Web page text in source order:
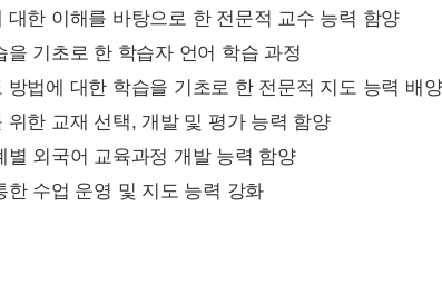
대한 이해를 바탕으로 한 전문적 교수 능력 함양
을 기초로 한 학습자 언어 학습 과정
방법에 대한 학습을 기초로 한 전문적 지도 능력 배양
위한 교재 선택, 개발 및 평가 능력 함양
별 외국어 교육과정 개발 능력 함양
한 수업 운영 및 지도 능력 강화